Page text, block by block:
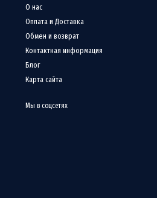
О нас
Оплата и Доставка
Обмен и возврат
Контактная информация
Блог
Карта сайта
Мы в соцсетях